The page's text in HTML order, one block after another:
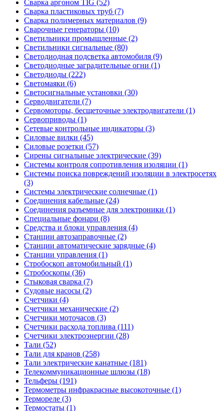
Сварка аргоном TIG (52)
Сварка пластиковых труб (7)
Сварка полимерных материалов (9)
Сварочные генераторы (10)
Светильники промышленные (2)
Светильники сигнальные (80)
Светодиодная подсветка автомобиля (9)
Светодиодные заградительные огни (1)
Светодиоды (222)
Светомаяки (6)
Светосигнальные установки (30)
Серводвигатели (7)
Сервомоторы, бесщеточные электродвигатели (1)
Сервоприводы (1)
Сетевые контрольные индикаторы (3)
Силовые вилки (45)
Силовые розетки (57)
Сирены сигнальные электрические (39)
Системы контроля сопротивления изоляции (1)
Системы поиска повреждений изоляции в электросетях
(3)
Системы электрические солнечные (1)
Соединения кабельные (24)
Соединения разъемные для электроники (1)
Специальные фонари (8)
Средства и блоки управления (4)
Станции автозаправочные (2)
Станции автоматические зарядные (4)
Станции управления (1)
Стробоскоп автомобильный (1)
Стробоскопы (36)
Стыковая сварка (7)
Судовые насосы (2)
Счетчики (4)
Счетчики механические (2)
Счетчики моточасов (3)
Счетчики расхода топлива (111)
Счетчики электроэнергии (28)
Тали (52)
Тали для кранов (258)
Тали электрические канатные (181)
Телекоммуникационные шлюзы (18)
Тельферы (191)
Термометры инфракрасные высокоточные (1)
Термореле (3)
Термостаты (1)